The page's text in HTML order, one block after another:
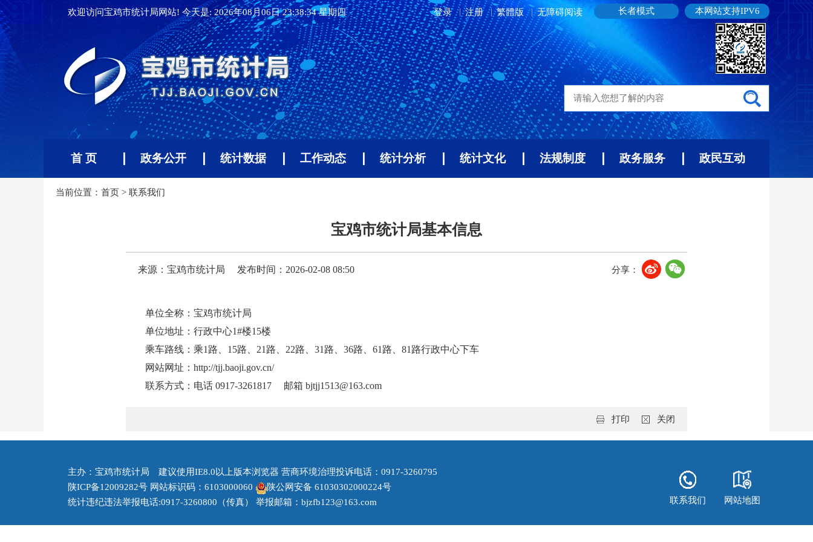
欢迎访问宝鸡市统计局网站! 今天是:2026年08月06日 23:38:34 星期四 本网站支持IPV6
长者模式
登录 注册 繁體版 无障碍阅读
首 页 政务公开 统计数据 工作动态 统计分析 统计文化 法规制度 政务服务 政民互动
当前位置： 首页 > 联系我们
宝鸡市统计局基本信息
来源：宝鸡市统计局 发布时间：2026-02-08 08:50 分享：
单位全称：宝鸡市统计局
单位地址：行政中心1#楼15楼
乘车路线：乘1路、15路、21路、22路、31路、36路、61路、81路行政中心下车
网站网址：http://tjj.baoji.gov.cn/
联系方式：电话 0917-3261817 邮箱 bjtjj1513@163.com
关闭
打印
主办：宝鸡市统计局 建议使用IE8.0以上版本浏览器 营商环境治理投诉电话：0917-3260795
陕ICP备12009282号 网站标识码：6103000060
陕公网安备 61030302000224号
统计违纪违法举报电话:0917-3260800（传真） 举报邮箱：bjzfb123@163.com
联系我们 网站地图